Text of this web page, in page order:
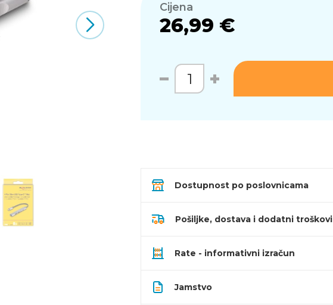
Cijena
26,99 €
Dostupnost po poslovnicama
Pošiljke, dostava i dodatni troškovi
Rate - informativni izračun
Jamstvo